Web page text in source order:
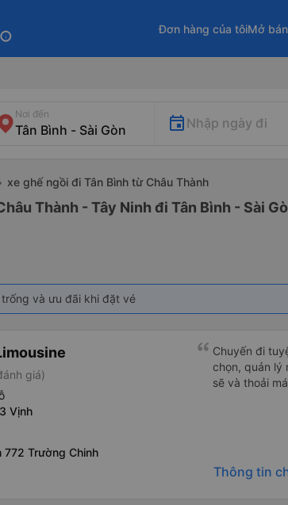
info
Đơn hàng của tôiMở
Nơi đến
Nhập ngày đi
xe ghế ngồi đi Tân Bình từ Châu Thành
Thành - Tây Ninh đi Tân Bình - Sài
và ưu đãi khi đặt vé
giá)
Vịnh
772 Trường Chinh
Chuyến đi
chọn, quản lý
sẽ và thoải
Thông tin